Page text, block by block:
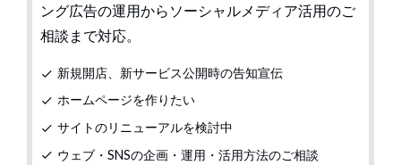
ング広告の運用からソーシャルメディア活用のご
相談まで対応。
check 新規開店、新サービス公開時の告知宣伝
check ホームページを作りたい
check サイトのリニューアルを検討中
check ウェブ・SNSの企画・運用・活用方法のご相談